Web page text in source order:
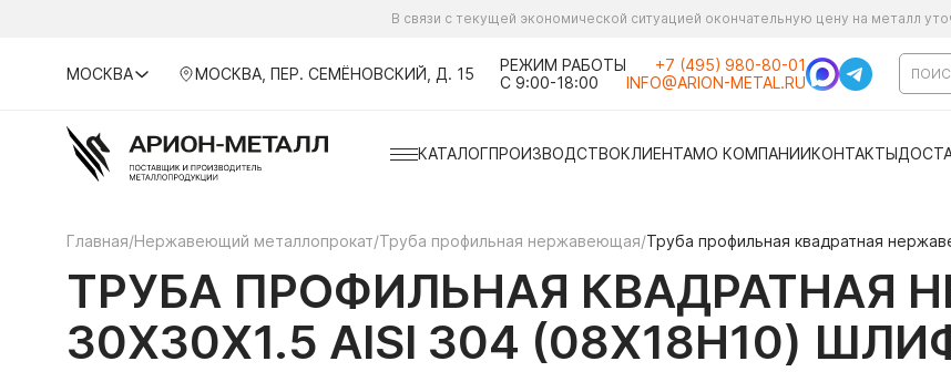
В связи с текущей экономической ситуацией окончательную цену на металл
МОСКВА МОСКВА, ПЕР. СЕМЁНОВСКИЙ, Д. 15
РЕЖИМ РАБОТЫ
С 9:00-18:00
+7 (495) 980-80-01
INFO@ARION-METAL.RU
КАТАЛОГПРОИЗВОДСТВОКЛИЕНТАМО КОМПАНИИКОНТАКТЫ
Главная/Нержавеющий металлопрокат/Труба профильная нержавеющая/Труба профильная квадратная
ТРУБА ПРОФИЛЬНАЯ КВАДРАТНАЯ
30Х30Х1.5 AISI 304 (08Х18Н10)